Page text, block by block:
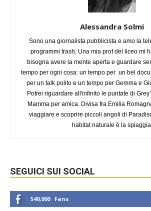
Alessandra Solmi
Sono una giornalista pubblicista e amo la
programmi trash. Una mia prof del liceo mi
bisogna avere la mente aperta e guardare
tempo per ogni cosa: un tempo per un bel
per un talk polito e un tempo per Gemma e
Potrei riguardare all'infinito le puntate di
Mamma per amica. Divisa fra Emilia
viaggiare e scoprire piccoli angoli di
habitat naturale è la
SEGUICI SUI SOCIAL
540,000 Fans